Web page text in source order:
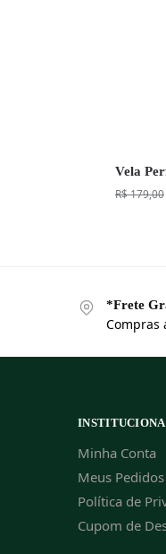
Vela
R$179,00
*Frete
Compras
Minha Conta
Meus Pedidos
Política de
Cupom de